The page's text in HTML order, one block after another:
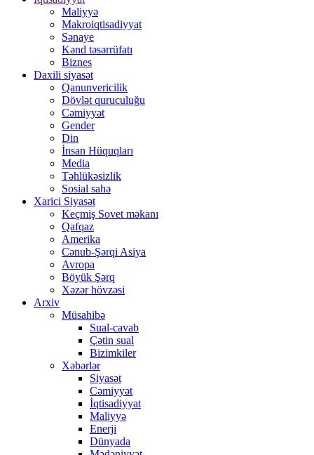
Maliyyə
Makroiqtisadiyyat
Sənaye
Kənd təsərrüfatı
Biznes
Daxili siyasət
Qanunvericilik
Dövlət quruculuğu
Cəmiyyət
Gender
Din
İnsan Hüquqları
Media
Təhlükəsizlik
Sosial sahə
Xarici Siyasət
Keçmiş Sovet məkanı
Qafqaz
Amerika
Cənub-Şərqi Asiya
Avropa
Böyük Şərq
Xəzər hövzəsi
Arxiv
Müsahibə
Sual-cavab
Çətin sual
Bizimkiler
Xəbərlər
Siyasət
Cəmiyyət
İqtisadiyyat
Maliyyə
Enerji
Dünyada